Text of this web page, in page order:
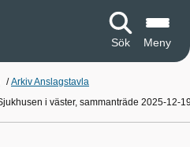
Sök Meny
/Arkiv Anslagstavla
i väster, sammanträde 2025-12-